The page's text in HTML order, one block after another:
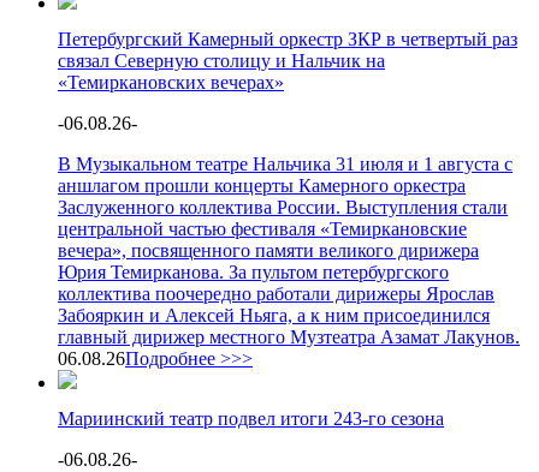
Петербургский Камерный оркестр ЗКР в четвертый раз
связал Северную столицу и Нальчик на
«Темиркановских вечерах»
-06.08.26-
В Музыкальном театре Нальчика 31 июля и 1 августа с
аншлагом прошли концерты Камерного оркестра
Заслуженного коллектива России. Выступления стали
центральной частью фестиваля «Темиркановские
вечера», посвященного памяти великого дирижера
Юрия Темирканова. За пультом петербургского
коллектива поочередно работали дирижеры Ярослав
Забояркин и Алексей Ньяга, а к ним присоединился
главный дирижер местного Музтеатра Азамат Лакунов.
06.08.26Подробнее >>>
Мариинский театр подвел итоги 243-го сезона
-06.08.26-